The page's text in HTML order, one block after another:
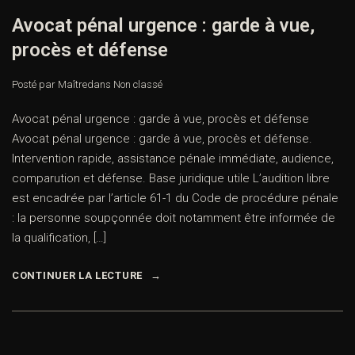
Avocat pénal urgence : garde à vue,
procès et défense
Posté par Maîtredans Non classé
Avocat pénal urgence : garde à vue, procès et défense
Avocat pénal urgence : garde à vue, procès et défense.
Intervention rapide, assistance pénale immédiate, audience,
comparution et défense. Base juridique utile L’audition libre
est encadrée par l’article 61-1 du Code de procédure pénale
: la personne soupçonnée doit notamment être informée de
la qualification, […]
CONTINUER LA LECTURE